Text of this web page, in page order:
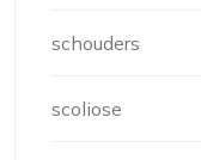
schouders
scoliose